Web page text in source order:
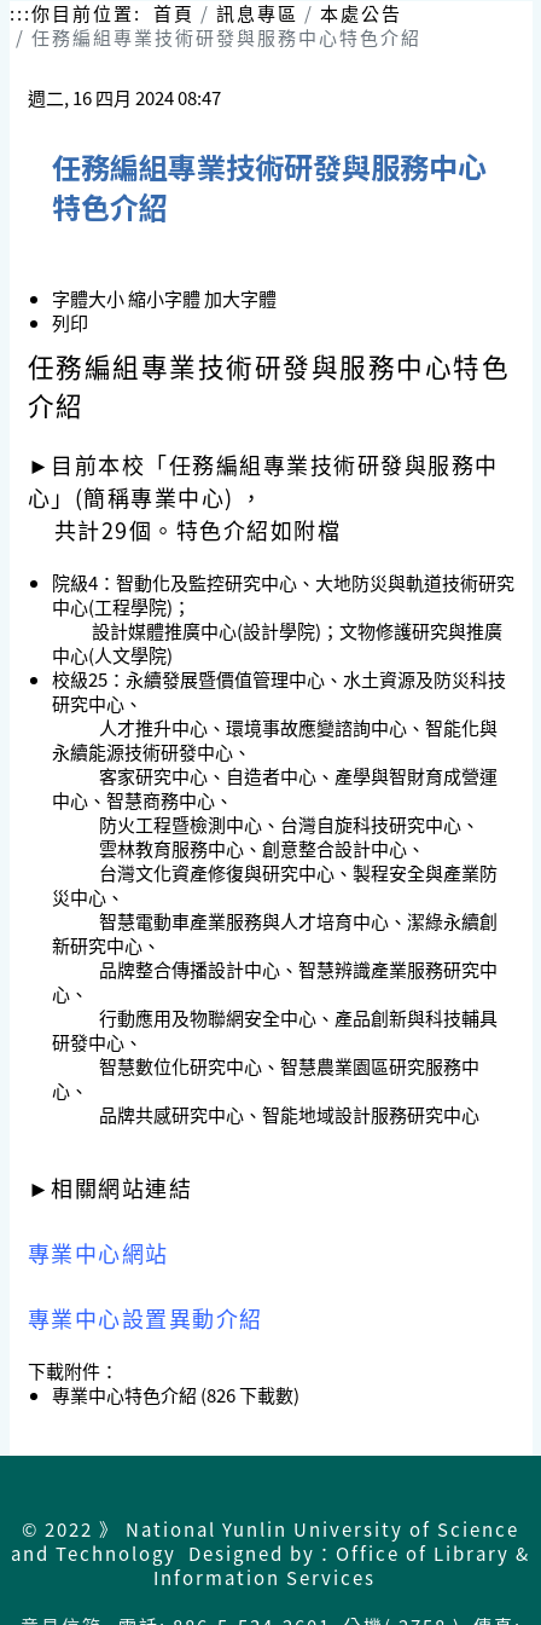
跳:::你目前位置: 首頁 訊息專區
本處公告
任務編組專業技術研發與服務中心特色介紹
週二, 16 四月 2024 08:47
任務編組專業技術研發與服務中心
特色介紹
字體大小縮小字體加大字體
列印
任務編組專業技術研發與服務中心特色
介紹
► 目前本校「任務編組專業技術研發與服務中
心」(簡稱專業中心) ，
共計29個。特色介紹如附檔
院級4：智動化及監控研究中心、大地防災與軌道技術研究
中心(工程學院)；
設計媒體推廣中心(設計學院)；文物修護研究與推廣
中心(人文學院)
校級25： 永續發展暨價值管理中心、水土資源及防災科技
研究中心、
人才推升中心、環境事故應變諮詢中心、智能化與
永續能源技術研發中心、
客家研究中心、自造者中心、產學與智財育成營運
中心、智慧商務中心、
防火工程暨檢測中心、台灣自旋科技研究中心、
雲林教育服務中心、創意整合設計中心、
台灣文化資產修復與研究中心、製程安全與產業防
災中心、
智慧電動車產業服務與人才培育中心、潔綠永續創
新研究中心、
品牌整合傳播設計中心、智慧辨識產業服務研究中
心、
行動應用及物聯網安全中心、產品創新與科技輔具
研發中心、
智慧數位化研究中心、智慧農業園區研究服務中
心、
品牌共感研究中心、智能地域設計服務研究中心
►相關網站連結
專業中心網站
專業中心設置異動介紹
下載附件：
專業中心特色介紹 (826 下載數)
© 2022 》 National Yunlin University of Science
and Technology Designed by：Office of Library &
Information Services